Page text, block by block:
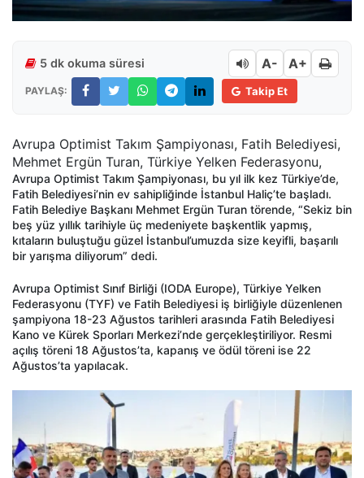
5 dk okuma süresi A- A+
PAYLAŞ: Takip Et
Avrupa Optimist Takım Şampiyonası, Fatih Belediyesi,
Mehmet Ergün Turan, Türkiye Yelken Federasyonu,
Avrupa Optimist Takım Şampiyonası, bu yıl ilk kez Türkiye’de,
Fatih Belediyesi’nin ev sahipliğinde İstanbul Haliç’te başladı.
Fatih Belediye Başkanı Mehmet Ergün Turan törende, “Sekiz bin
beş yüz yıllık tarihiyle üç medeniyete başkentlik yapmış,
kıtaların buluştuğu güzel İstanbul’umuzda size keyifli, başarılı
bir yarışma diliyorum” dedi.
Avrupa Optimist Sınıf Birliği (IODA Europe), Türkiye Yelken
Federasyonu (TYF) ve Fatih Belediyesi iş birliğiyle düzenlenen
şampiyona 18-23 Ağustos tarihleri arasında Fatih Belediyesi
Kano ve Kürek Sporları Merkezi’nde gerçekleştiriliyor. Resmi
açılış töreni 18 Ağustos’ta, kapanış ve ödül töreni ise 22
Ağustos’ta yapılacak.